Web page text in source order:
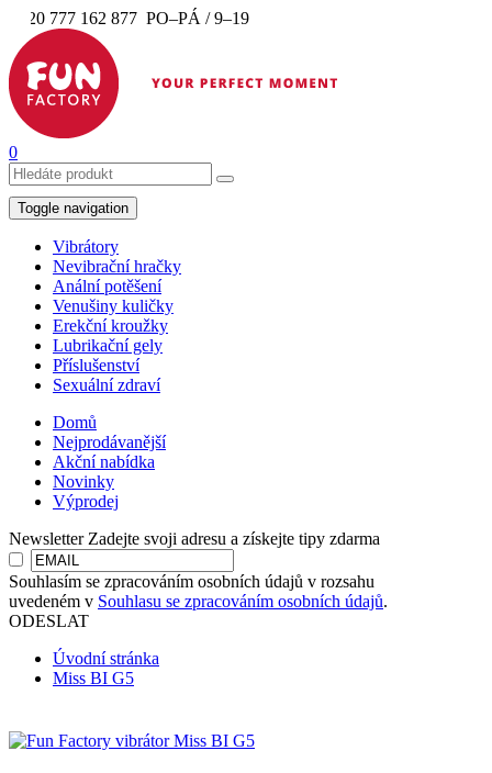
+420 777 162 877 PO–PÁ / 9–19
0
Toggle navigation
Vibrátory
Nevibrační hračky
Anální potěšení
Venušiny kuličky
Erekční kroužky
Lubrikační gely
Příslušenství
Sexuální zdraví
Domů
Nejprodávanější
Akční nabídka
Novinky
Výprodej
Newsletter Zadejte svoji adresu a získejte tipy zdarma
Souhlasím se zpracováním osobních údajů v rozsahu
uvedeném v Souhlasu se zpracováním osobních údajů.
ODESLAT
Úvodní stránka
Miss BI G5